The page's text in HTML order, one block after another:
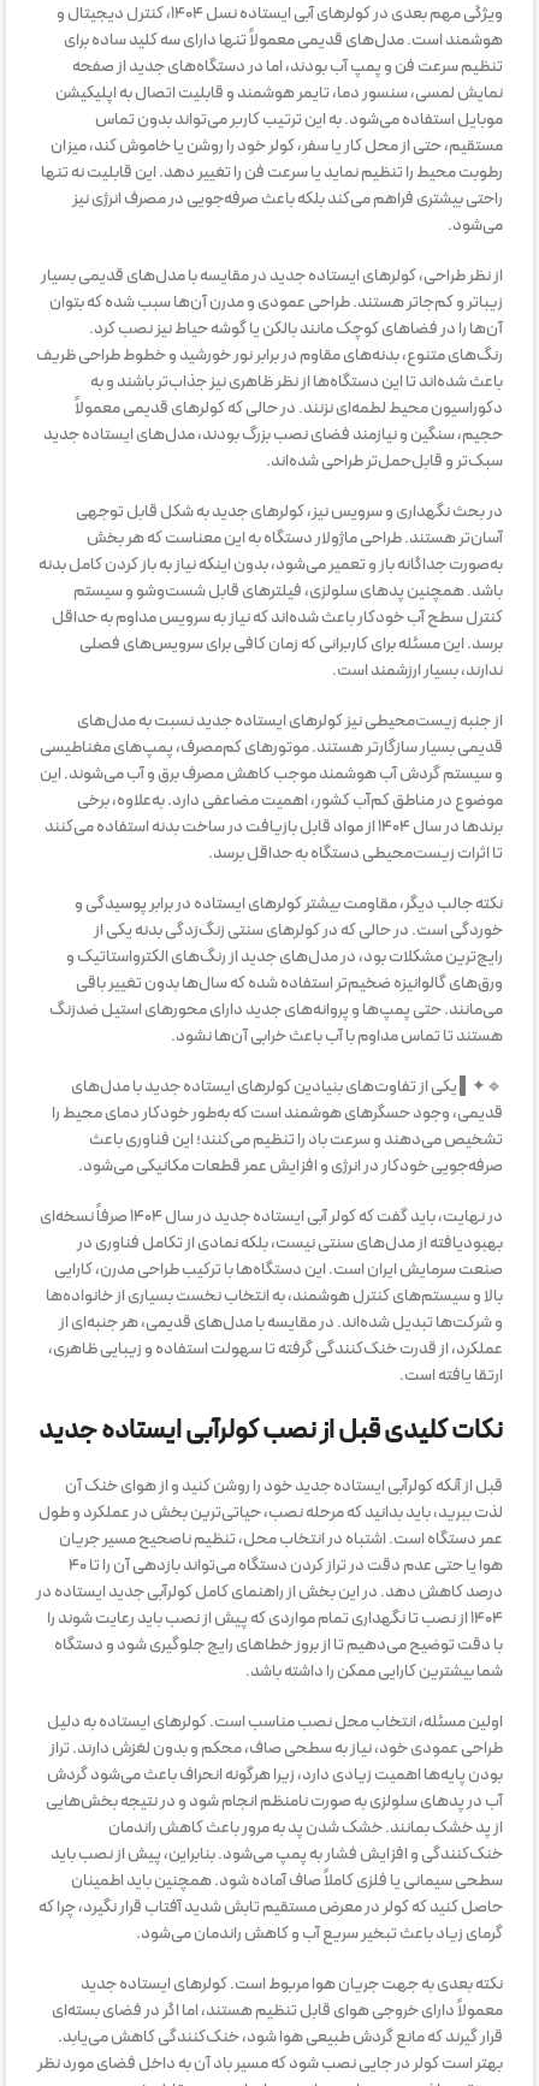
ویژگی مهم بعدی در کولرهای آبی ایستاده نسل ۱۴۰۴، کنترل دیجیتال و
هوشمند است. مدل‌های قدیمی معمولاً تنها دارای سه کلید ساده برای
تنظیم سرعت فن و پمپ آب بودند، اما در دستگاه‌های جدید از صفحه
نمایش لمسی، سنسور دما، تایمر هوشمند و قابلیت اتصال به اپلیکیشن
موبایل استفاده می‌شود. به این ترتیب کاربر می‌تواند بدون تماس
مستقیم، حتی از محل کار یا سفر، کولر خود را روشن یا خاموش کند، میزان
رطوبت محیط را تنظیم نماید یا سرعت فن را تغییر دهد. این قابلیت نه تنها
راحتی بیشتری فراهم می‌کند بلکه باعث صرفه‌جویی در مصرف انرژی نیز
می‌شود.
از نظر طراحی، کولرهای ایستاده جدید در مقایسه با مدل‌های قدیمی بسیار
زیباتر و کم‌جا‌تر هستند. طراحی عمودی و مدرن آن‌ها سبب شده که بتوان
آن‌ها را در فضاهای کوچک مانند بالکن یا گوشه حیاط نیز نصب کرد.
رنگ‌های متنوع، بدنه‌های مقاوم در برابر نور خورشید و خطوط طراحی ظریف
باعث شده‌اند تا این دستگاه‌ها از نظر ظاهری نیز جذاب‌تر باشند و به
دکوراسیون محیط لطمه‌ای نزنند. در حالی که کولرهای قدیمی معمولاً
حجیم، سنگین و نیازمند فضای نصب بزرگ بودند، مدل‌های ایستاده جدید
سبک‌تر و قابل‌حمل‌تر طراحی شده‌اند.
در بحث نگهداری و سرویس نیز، کولرهای جدید به شکل قابل توجهی
آسان‌تر هستند. طراحی ماژولار دستگاه به این معناست که هر بخش
به‌صورت جداگانه باز و تعمیر می‌شود، بدون اینکه نیاز به باز کردن کامل بدنه
باشد. همچنین پدهای سلولزی، فیلترهای قابل شست‌وشو و سیستم
کنترل سطح آب خودکار باعث شده‌اند که نیاز به سرویس مداوم به حداقل
برسد. این مسئله برای کاربرانی که زمان کافی برای سرویس‌های فصلی
ندارند، بسیار ارزشمند است.
از جنبه زیست‌محیطی نیز کولرهای ایستاده جدید نسبت به مدل‌های
قدیمی بسیار سازگارتر هستند. موتورهای کم‌مصرف، پمپ‌های مغناطیسی
و سیستم گردش آب هوشمند موجب کاهش مصرف برق و آب می‌شوند. این
موضوع در مناطق کم‌آب کشور، اهمیت مضاعفی دارد. به‌علاوه، برخی
برندها در سال ۱۴۰۴ از مواد قابل بازیافت در ساخت بدنه استفاده می‌کنند
تا اثرات زیست‌محیطی دستگاه به حداقل برسد.
نکته جالب دیگر، مقاومت بیشتر کولرهای ایستاده در برابر پوسیدگی و
خوردگی است. در حالی که در کولرهای سنتی زنگ‌زدگی بدنه یکی از
رایج‌ترین مشکلات بود، در مدل‌های جدید از رنگ‌های الکترواستاتیک و
ورق‌های گالوانیزه ضخیم‌تر استفاده شده که سال‌ها بدون تغییر باقی
می‌مانند. حتی پمپ‌ها و پروانه‌های جدید دارای محورهای استیل ضدزنگ
هستند تا تماس مداوم با آب باعث خرابی آن‌ها نشود.
🔹✦▌ یکی از تفاوت‌های بنیادین کولرهای ایستاده جدید با مدل‌های
قدیمی، وجود حسگرهای هوشمند است که به‌طور خودکار دمای محیط را
تشخیص می‌دهند و سرعت باد را تنظیم می‌کنند؛ این فناوری باعث
صرفه‌جویی خودکار در انرژی و افزایش عمر قطعات مکانیکی می‌شود.
در نهایت، باید گفت که کولر آبی ایستاده جدید در سال ۱۴۰۴ صرفاً نسخه‌ای
بهبودیافته از مدل‌های سنتی نیست، بلکه نمادی از تکامل فناوری در
صنعت سرمایش ایران است. این دستگاه‌ها با ترکیب طراحی مدرن، کارایی
بالا و سیستم‌های کنترل هوشمند، به انتخاب نخست بسیاری از خانواده‌ها
و شرکت‌ها تبدیل شده‌اند. در مقایسه با مدل‌های قدیمی، هر جنبه‌ای از
عملکرد، از قدرت خنک‌کنندگی گرفته تا سهولت استفاده و زیبایی ظاهری،
ارتقا یافته است.
نکات کلیدی قبل از نصب کولرآبی ایستاده جدید
قبل از آنکه کولرآبی ایستاده جدید خود را روشن کنید و از هوای خنک آن
لذت ببرید، باید بدانید که مرحله نصب، حیاتی‌ترین بخش در عملکرد و طول
عمر دستگاه است. اشتباه در انتخاب محل، تنظیم ناصحیح مسیر جریان
هوا یا حتی عدم دقت در تراز کردن دستگاه می‌تواند بازدهی آن را تا ۴۰
درصد کاهش دهد. در این بخش از راهنمای کامل کولرآبی جدید ایستاده در
۱۴۰۴ از نصب تا نگهداری تمام مواردی که پیش از نصب باید رعایت شوند را
با دقت توضیح می‌دهیم تا از بروز خطاهای رایج جلوگیری شود و دستگاه
شما بیشترین کارایی ممکن را داشته باشد.
اولین مسئله، انتخاب محل نصب مناسب است. کولرهای ایستاده به دلیل
طراحی عمودی خود، نیاز به سطحی صاف، محکم و بدون لغزش دارند. تراز
بودن پایه‌ها اهمیت زیادی دارد، زیرا هرگونه انحراف باعث می‌شود گردش
آب در پدهای سلولزی به صورت نامنظم انجام شود و در نتیجه بخش‌هایی
از پد خشک بمانند. خشک شدن پد به مرور باعث کاهش راندمان
خنک‌کنندگی و افزایش فشار به پمپ می‌شود. بنابراین، پیش از نصب باید
سطحی سیمانی یا فلزی کاملاً صاف آماده شود. همچنین باید اطمینان
حاصل کنید که کولر در معرض مستقیم تابش شدید آفتاب قرار نگیرد، چرا که
گرمای زیاد باعث تبخیر سریع آب و کاهش راندمان می‌شود.
نکته بعدی به جهت جریان هوا مربوط است. کولرهای ایستاده جدید
معمولاً دارای خروجی هوای قابل تنظیم هستند، اما اگر در فضای بسته‌ای
قرار گیرند که مانع گردش طبیعی هوا شود، خنک‌کنندگی کاهش می‌یابد.
بهتر است کولر در جایی نصب شود که مسیر باد آن به داخل فضای مورد نظر